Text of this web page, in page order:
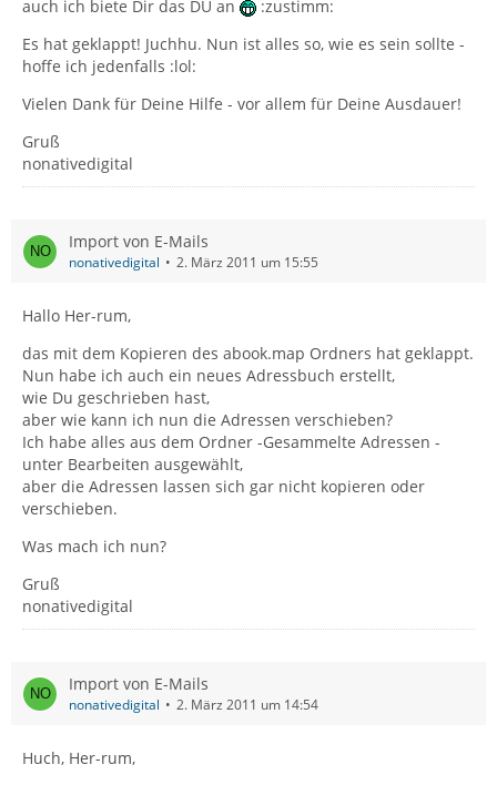
auch ich biete Dir das DU an
:zustimm:
Es hat geklappt! Juchhu. Nun ist alles so, wie es sein sollte -
hoffe ich jedenfalls :lol:
Vielen Dank für Deine Hilfe - vor allem für Deine Ausdauer!
Gruß
nonativedigital
Import von E-Mails
nonativedigital 2. März 2011 um 15:55
Hallo Her-rum,
das mit dem Kopieren des abook.map Ordners hat geklappt.
Nun habe ich auch ein neues Adressbuch erstellt,
wie Du geschrieben hast,
aber wie kann ich nun die Adressen verschieben?
Ich habe alles aus dem Ordner -Gesammelte Adressen -
unter Bearbeiten ausgewählt,
aber die Adressen lassen sich gar nicht kopieren oder
verschieben.
Was mach ich nun?
Gruß
nonativedigital
Import von E-Mails
nonativedigital 2. März 2011 um 14:54
Huch, Her-rum,